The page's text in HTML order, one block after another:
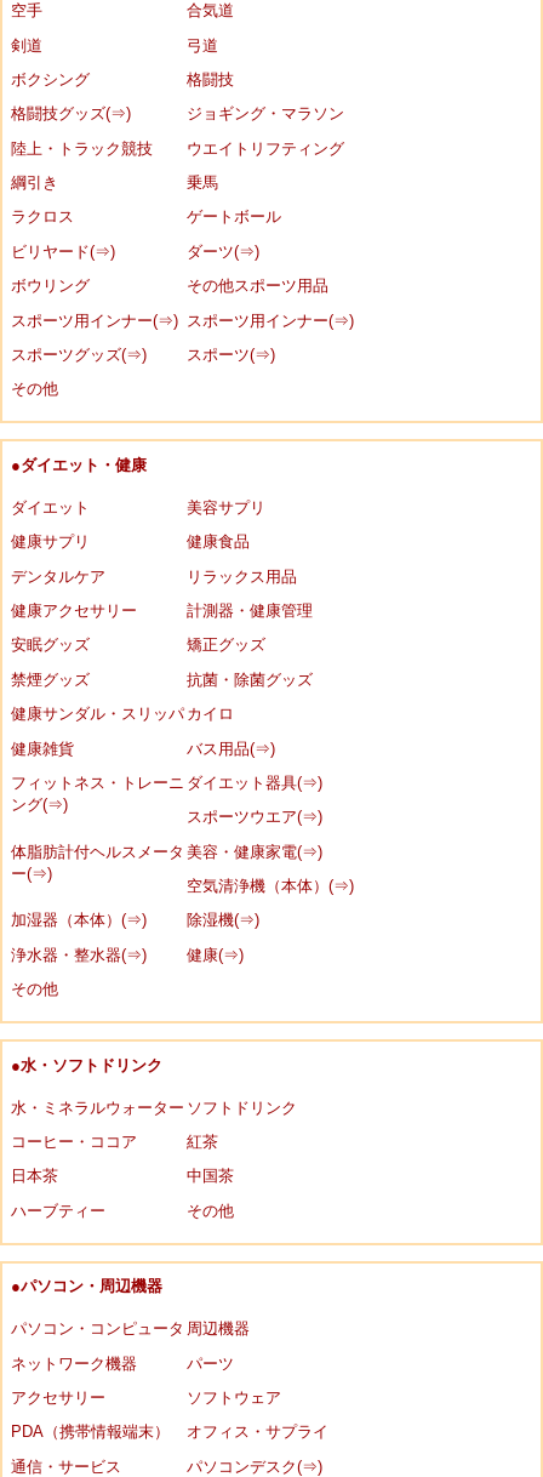
空手
合気道
剣道
弓道
ボクシング
格闘技
格闘技グッズ(⇒)
ジョギング・マラソン
陸上・トラック競技
ウエイトリフティング
綱引き
乗馬
ラクロス
ゲートボール
ビリヤード(⇒)
ダーツ(⇒)
ボウリング
その他スポーツ用品
スポーツ用インナー(⇒)
スポーツ用インナー(⇒)
スポーツグッズ(⇒)
スポーツ(⇒)
その他
●ダイエット・健康
ダイエット
美容サプリ
健康サプリ
健康食品
デンタルケア
リラックス用品
健康アクセサリー
計測器・健康管理
安眠グッズ
矯正グッズ
禁煙グッズ
抗菌・除菌グッズ
健康サンダル・スリッパ カイロ
健康雑貨
バス用品(⇒)
フィットネス・トレーニ
ング(⇒)
ダイエット器具(⇒)
スポーツウエア(⇒)
体脂肪計付ヘルスメータ
ー(⇒)
美容・健康家電(⇒)
空気清浄機（本体）(⇒)
加湿器（本体）(⇒)
除湿機(⇒)
浄水器・整水器(⇒)
健康(⇒)
その他
●水・ソフトドリンク
水・ミネラルウォーター ソフトドリンク
コーヒー・ココア
紅茶
日本茶
中国茶
ハーブティー
その他
●パソコン・周辺機器
パソコン・コンピュータ 周辺機器
ネットワーク機器
パーツ
アクセサリー
ソフトウェア
PDA（携帯情報端末）
オフィス・サプライ
通信・サービス
パソコンデスク(⇒)